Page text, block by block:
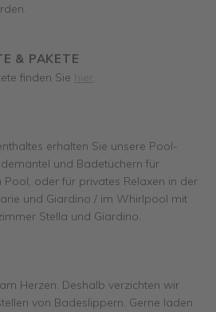
& PAKETE
finden Sie hier .
erhalten Sie unsere Pool-
und Badetüchern für
oder für privates Relaxen in der
und Giardino / im Whirlpool mit
Stella und Giardino.
Herzen. Deshalb verzichten wir
von Badeslippern. Gerne laden